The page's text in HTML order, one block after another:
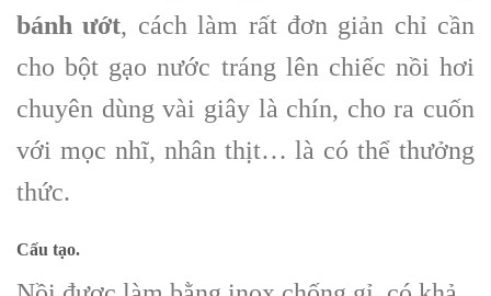
bánh ướt, cách làm rất đơn giản chỉ cần
cho bột gạo nước tráng lên chiếc nồi hơi
chuyên dùng vài giây là chín, cho ra cuốn
với mọc nhĩ, nhân thịt… là có thể thưởng
thức.
Cấu tạo.